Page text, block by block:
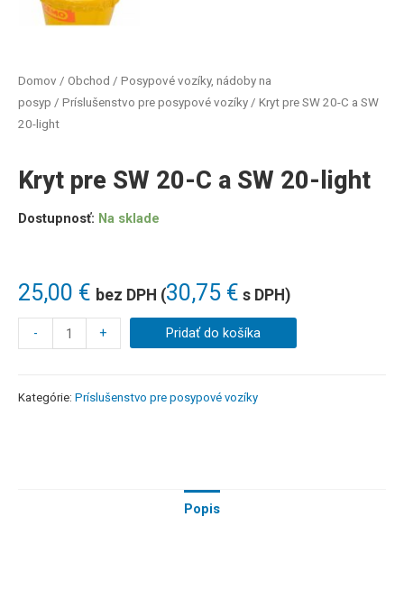
Domov / Obchod / Posypové vozíky, nádoby na
posyp / Príslušenstvo pre posypové vozíky / Kryt pre SW 20-C a SW
20-light
Kryt pre SW 20-C a SW 20-light
25,00 € bez DPH (30,75 € s DPH)
Dostupnosť: Na sklade
- + Pridať do košíka
Kategórie: Príslušenstvo pre posypové vozíky
Popis